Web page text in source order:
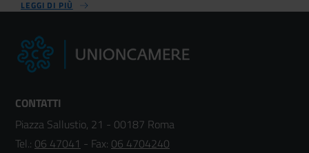
LEGGI DI PIÙ
CONTATTI
Piazza Sallustio, 21 - 00187 Roma
Tel.: 06 47041 - Fax: 06 4704240